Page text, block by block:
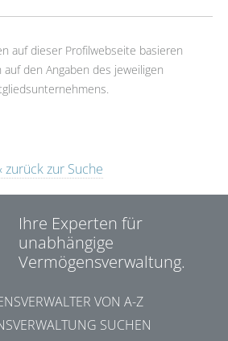
auf dieser Profilwebseite basieren
auf den Angaben des jeweiligen
zurück zur Suche
Ihre Experten für
unabhängige
Vermögensverwaltung.
VON A-Z
SUCHEN